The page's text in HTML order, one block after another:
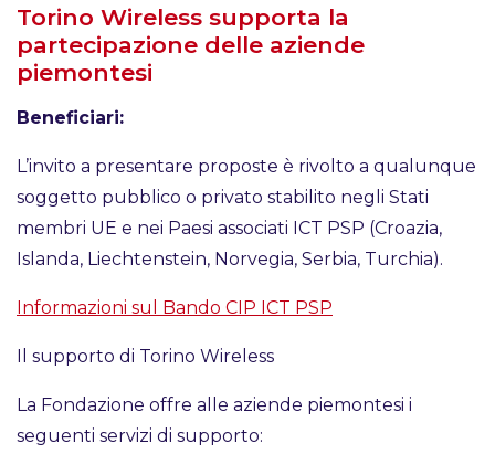
Torino Wireless supporta la
partecipazione delle aziende
piemontesi
Beneficiari:
L’invito a presentare proposte è rivolto a qualunque
soggetto pubblico o privato stabilito negli Stati
membri UE e nei Paesi associati ICT PSP (Croazia,
Islanda, Liechtenstein, Norvegia, Serbia, Turchia).
Informazioni sul Bando CIP ICT PSP
Il supporto di Torino Wireless
La Fondazione offre alle aziende piemontesi i
seguenti servizi di supporto: